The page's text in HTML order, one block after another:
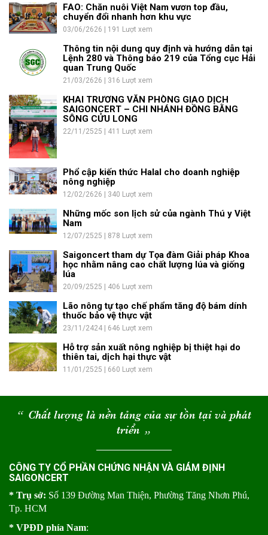
FAO: Chăn nuôi Việt Nam vươn top đầu,
chuyển đổi nhanh hơn khu vực
03/06/2626 | 191 Lượt xem
Thông tin nội dung quy định và hướng dẫn tại
Lệnh 280 và Thông báo 219 của Tổng cục Hải
quan Trung Quốc
21/03/2626 | 316 Lượt xem
KHAI TRƯƠNG VĂN PHÒNG GIAO DỊCH
SAIGONCERT – CHI NHÁNH ĐỒNG BẰNG
SÔNG CỬU LONG
22/11/2525 | 411 Lượt xem
Phổ cập kiến thức Halal cho doanh nghiệp
nông nghiệp
12/02/2626 | 340 Lượt xem
Những mốc son lịch sử của ngành Thú y Việt
Nam
12/07/2525 | 878 Lượt xem
Saigoncert tham dự Tọa đàm Giải pháp Khoa
học nhằm nâng cao chất lượng lúa và giống
lúa
20/09/2525 | 406 Lượt xem
Lão nông tự tạo chế phẩm tăng độ bám dính
thuốc bảo vệ thực vật
23/11/2424 | 646 Lượt xem
Hỗ trợ sản xuất nông nghiệp bị thiệt hại do
thiên tai, dịch hại thực vật
11/01/2525 | 660 Lượt xem
“ Chất lượng là nền tảng của sự tồn tại và phát
triển “
CÔNG TY CỔ PHẦN CHỨNG NHẬN VÀ GIÁM ĐỊNH
SAIGONCERT
* Trụ sở: Số 139 Đường Man Thiện, Phường Tăng Nhơn Phú,
Tp. HCM
* VPĐD phía Nam: